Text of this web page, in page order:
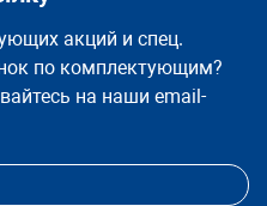
акций и спец.
по комплектующим?
на наши email-